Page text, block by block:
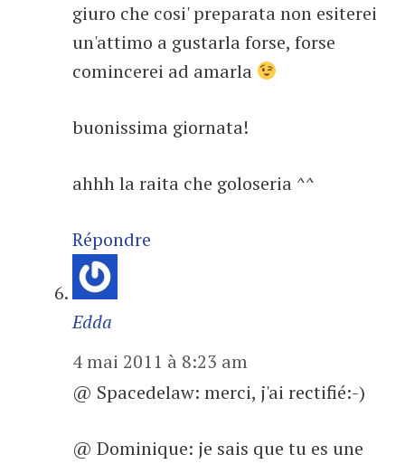
giuro che cosi' preparata non esiterei
un'attimo a gustarla forse, forse
comincerei ad amarla
buonissima giornata!
ahhh la raita che goloseria ^^
Répondre
Edda
4 mai 2011 à 8:23 am
@ Spacedelaw: merci, j'ai rectifié:-)
@ Dominique: je sais que tu es une